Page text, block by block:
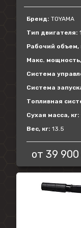
Бренд: TOYAMA
Тип двигателя:
Рабочий объем,
Макс.
Система
Система
Топливная
Сухая масса, кг:
Вес, кг: 13.5
от 39